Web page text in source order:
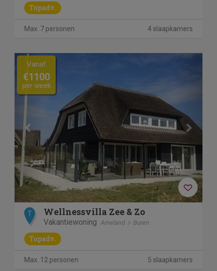
Topadv.
Max. 7 personen 4 slaapkamers
Previous
Vanaf
€1100
per week
T Wellnessvilla Zee & Zo
Vakantiewoning Ameland Buren
Topadv.
Max. 12 personen 5 slaapkamers